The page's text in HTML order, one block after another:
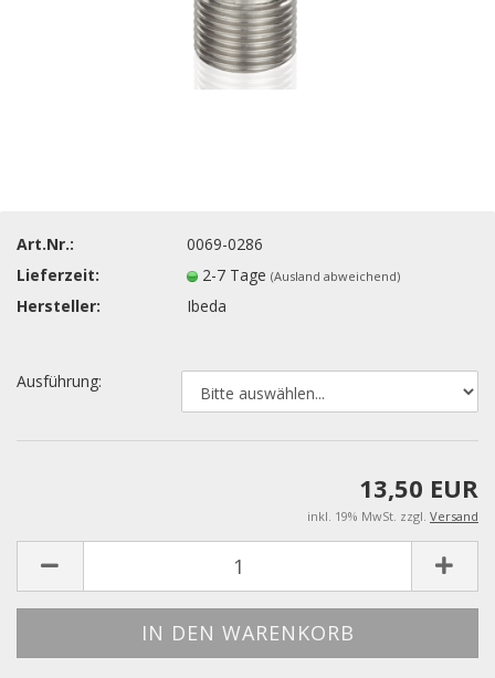
Art.Nr.:
0069-0286
Lieferzeit:
2-7 Tage(Ausland abweichend)
Hersteller: Ibeda
Ausführung:
13,50 EUR
inkl. 19% MwSt. zzgl. Versand